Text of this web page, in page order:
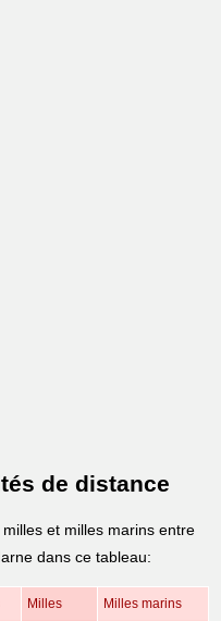
de distance
et milles marins entre
dans ce tableau:
Milles Milles marins